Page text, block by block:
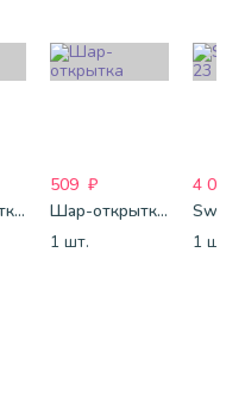
Шар-открытка "Сердце" (45 см) - 2
509 ₽
Шар-открытка "Звезда" (45 см) - 1
1 шт.
4 088
1 шт.